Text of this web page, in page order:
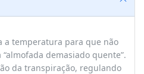
a temperatura para que não
demasiado quente”.
da transpiração, regulando